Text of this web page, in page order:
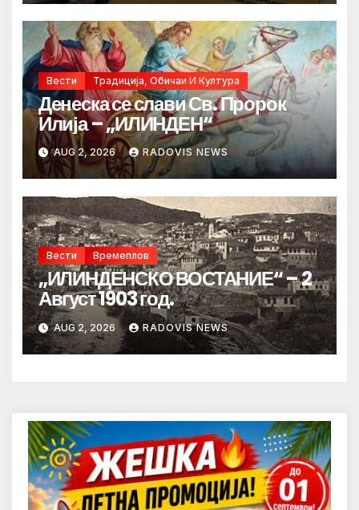
Вести Традиција, Обичаи И Култура
Денеска се слави Св. Пророк
Илија – „ИЛИНДЕН“
AUG 2, 2026 RADOVIS NEWS
Вести Времеплов
„ИЛИНДЕНСКО ВОСТАНИЕ“ – 2
Август 1903 год.
AUG 2, 2026 RADOVIS NEWS